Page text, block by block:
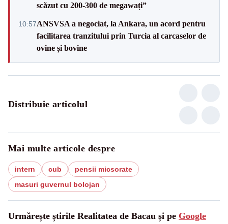
scăzut cu 200-300 de megawați”
10:57ANSVSA a negociat, la Ankara, un acord pentru
facilitarea tranzitului prin Turcia al carcaselor de
ovine și bovine
Distribuie articolul
Mai multe articole despre
intern cub
pensii micsorate
masuri guvernul bolojan
Urmărește știrile Realitatea de Bacau și pe Google